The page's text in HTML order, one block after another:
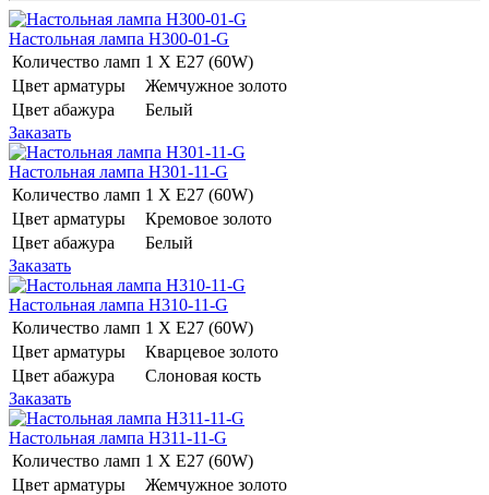
Настольная лампа H300-01-G
Количество ламп 1 Х E27 (60W)
Цвет арматуры
Жемчужное золото
Цвет абажура
Белый
Заказать
Настольная лампа H301-11-G
Количество ламп 1 Х E27 (60W)
Цвет арматуры
Кремовое золото
Цвет абажура
Белый
Заказать
Настольная лампа H310-11-G
Количество ламп 1 Х E27 (60W)
Цвет арматуры
Кварцевое золото
Цвет абажура
Слоновая кость
Заказать
Настольная лампа H311-11-G
Количество ламп 1 Х E27 (60W)
Цвет арматуры
Жемчужное золото